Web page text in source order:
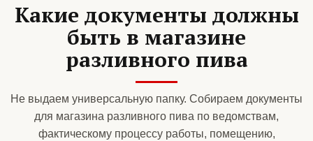
Какие документы должны
быть в магазине
разливного пива
Не выдаем универсальную папку. Собираем документы
для магазина разливного пива по ведомствам,
фактическому процессу работы, помещению,